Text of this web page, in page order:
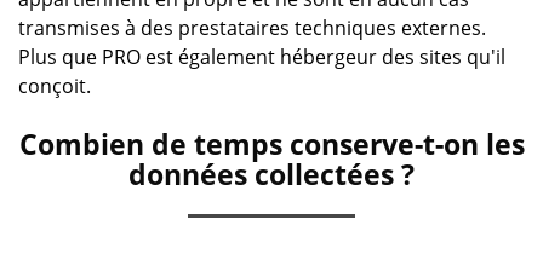
transmises à des prestataires techniques externes.
Plus que PRO est également hébergeur des sites qu'il
conçoit.
Combien de temps conserve-t-on les
données collectées ?